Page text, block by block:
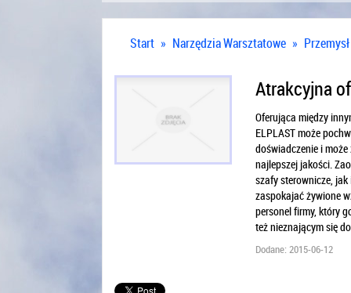
Start » Narzędzia Warsztatowe »
Atrakcyjna
Oferująca między
ELPLAST może
doświadczenie i
najlepszej jakości.
szafy sterownicze,
zaspokajać żywione
personel firmy, który
też nieznającym się
Dodane: 2015-06-12